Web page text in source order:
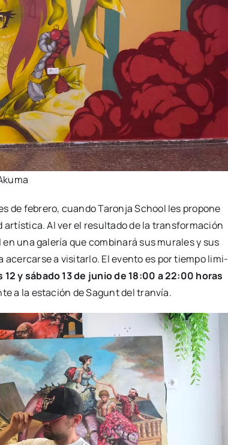
de febre­ro, cuan­do Taron­ja School les pro­po­ne
Al ver el resul­ta­do de la trans­for­ma­ción
una gale­ría que com­bi­na­rá sus mura­les y sus
a visi­tar­lo. El even­to es por tiem­po limi­
12 y sába­do 13 de junio de 18:00 a 22:00 horas
a la esta­ción de Sagunt del tran­vía.